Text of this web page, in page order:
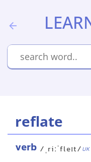
reflate
verb /ˌriːˈfleɪt/UK